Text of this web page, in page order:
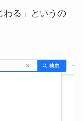
わる」というの